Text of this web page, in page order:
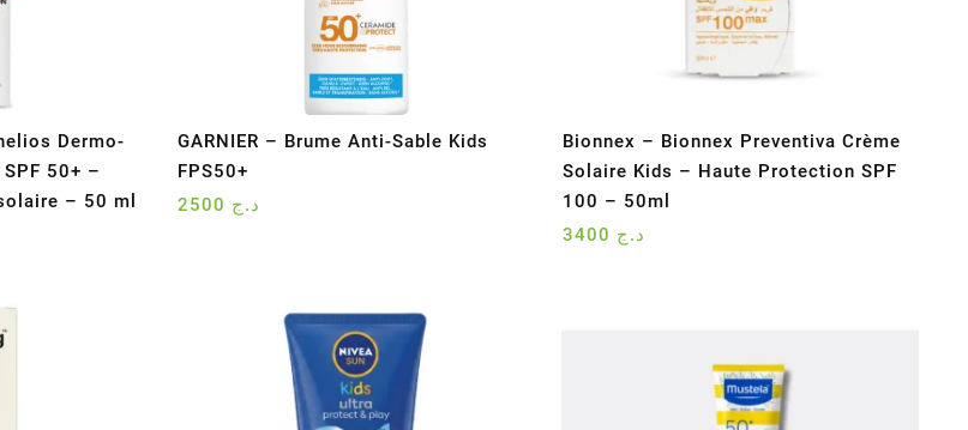
Dermo-
50+ –
– 50 ml
GARNIER – Brume Anti-Sable Kids
FPS50+
د.ج
Bionnex – Bionnex Preventiva Crème
Solaire Kids – Haute Protection SPF
100 – 50ml
د.ج